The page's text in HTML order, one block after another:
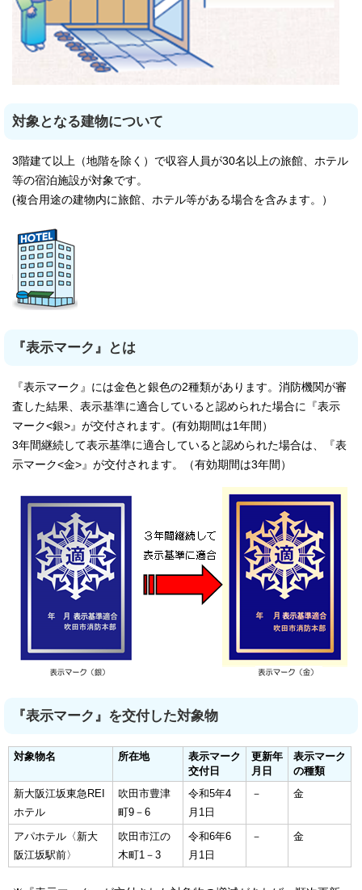
対象となる建物について
3階建て以上（地階を除く）で収容人員が30名以上の旅館、ホテル
等の宿泊施設が対象です。
(複合用途の建物内に旅館、ホテル等がある場合を含みます。）
『表示マーク』とは
『表示マーク』には金色と銀色の2種類があります。消防機関が審
査した結果、表示基準に適合していると認められた場合に『表示
マーク<銀>』が交付されます。(有効期間は1年間）
3年間継続して表示基準に適合していると認められた場合は、『表
示マーク<金>』が交付されます。（有効期間は3年間）
『表示マーク』を交付した対象物
対象物名 所在地
表示マーク
交付日
更新年
月日
表示マーク
の種類
新大阪江坂東急REI
ホテル
吹田市豊津
町9－6
令和5年4
月1日
－ 金
アパホテル〈新大
阪江坂駅前〉
吹田市江の
木町1－3
令和6年6
月1日
－ 金